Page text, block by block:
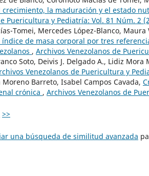
crecimiento, la maduración y el estado
Puericultura y Pediatría: Vol. 81 Núm. 2
Tomei, Mercedes López-Blanco,
índice de masa corporal por tres
, Archivos Venezolanos de
Soto, Deivis J. Delgado A., Lidiz Mora
Venezolanos de Puericultura y
Barreto, Isabel Campos Cavada,
crónica , Archivos Venezolanos de
>>
una búsqueda de similitud avanzada